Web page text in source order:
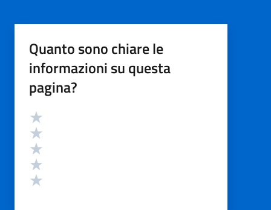
Quanto sono chiare le
informazioni su questa
pagina?
Valutazione